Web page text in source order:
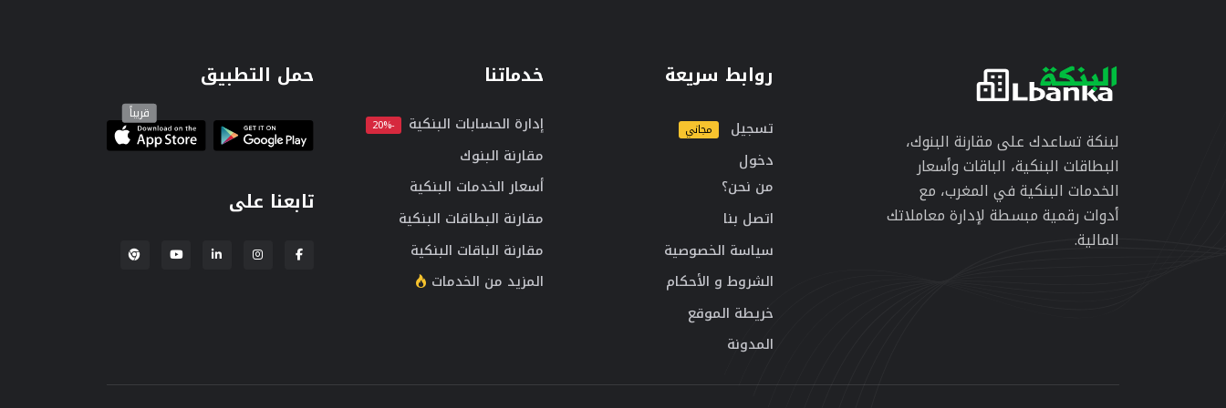
لبنكة تساعدك على مقارنة البنوك،
البطاقات البنكية، الباقات وأسعار
الخدمات البنكية في المغرب، مع
أدوات رقمية مبسطة لإدارة معاملاتك
المالية.
روابط سريعة
تسجيل مجاني
دخول
من نحن؟
اتصل بنا
سياسة الخصوصية
الشروط و الأحكام
خريطة الموقع
المدونة
خدماتنا
إدارة الحسابات البنكية -20%
مقارنة البنوك
أسعار الخدمات البنكية
مقارنة البطاقات البنكية
مقارنة الباقات البنكية
المزيد من الخدمات
حمل التطبيق
قريباً
تابعنا على
إضافة لبنكة لمتصفح Chrome